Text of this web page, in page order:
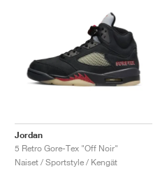
Jordan
5 Retro Gore-Tex "Off Noir"
Naiset / Sportstyle / Kengät